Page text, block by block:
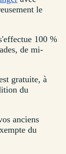
le
100 %
de mi-
gratuite, à
du
anciens
du